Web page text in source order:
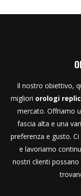
Il nostro obiettivo,
migliori orologi
mercato. Offriamo
fascia alta e una
preferenza e gusto.
e lavoriamo
nostri clienti